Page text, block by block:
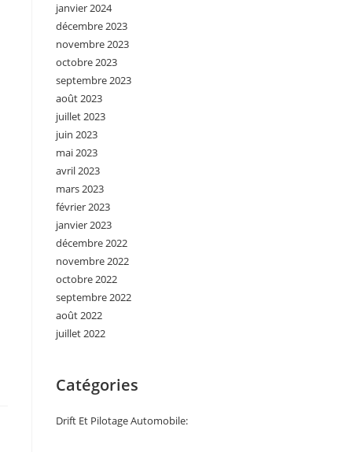
janvier 2024
décembre 2023
novembre 2023
octobre 2023
septembre 2023
août 2023
juillet 2023
juin 2023
mai 2023
avril 2023
mars 2023
février 2023
janvier 2023
décembre 2022
novembre 2022
octobre 2022
septembre 2022
août 2022
juillet 2022
Catégories
Drift Et Pilotage Automobile: